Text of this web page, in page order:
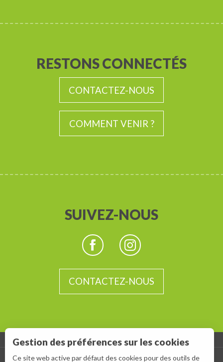
RESTONS CONNECTÉS
CONTACTEZ-NOUS
COMMENT VENIR ?
SUIVEZ-NOUS
CONTACTEZ-NOUS
ESPACE GROUPES - ESPACE PRESSE
Gestion des préférences sur les cookies
Ce site web active par défaut des cookies pour des outils de